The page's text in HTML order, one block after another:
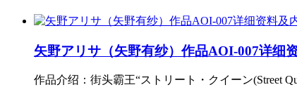
矢野アリサ（矢野有纱）作品AOI-007详细
作品介绍：街头霸王“ストリート・クイーン(Street